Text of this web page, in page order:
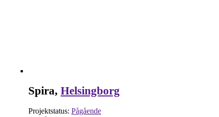
Spira, Helsingborg
Projektstatus: Pågående